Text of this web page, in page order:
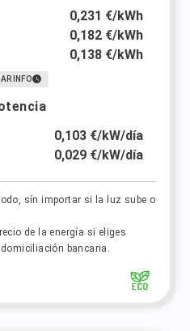
0,231 €/kWh
0,182 €/kWh
0,138 €/kWh
INFO
0,103 €/kW/día
0,029 €/kW/día
sín importar si la luz sube o
de la energía si eliges
bancaria.